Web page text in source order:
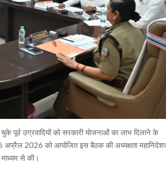
उग्रवादियों को सरकारी योजनाओं का लाभ दिलाने के
अप्रैल 2026 को आयोजित इस बैठक की अध्यक्षता
से की।